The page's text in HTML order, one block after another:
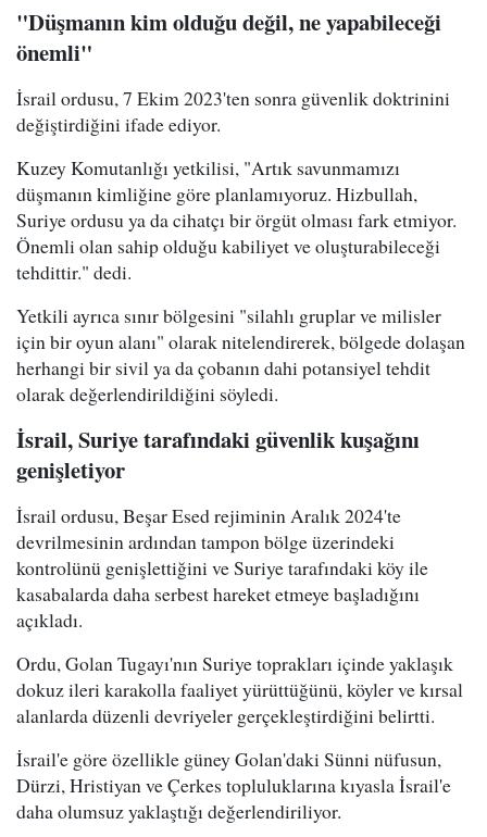
"Düşmanın kim olduğu değil, ne yapabileceği
önemli"
İsrail ordusu, 7 Ekim 2023'ten sonra güvenlik doktrinini
değiştirdiğini ifade ediyor.
Kuzey Komutanlığı yetkilisi, "Artık savunmamızı
düşmanın kimliğine göre planlamıyoruz. Hizbullah,
Suriye ordusu ya da cihatçı bir örgüt olması fark etmiyor.
Önemli olan sahip olduğu kabiliyet ve oluşturabileceği
tehdittir." dedi.
Yetkili ayrıca sınır bölgesini "silahlı gruplar ve milisler
için bir oyun alanı" olarak nitelendirerek, bölgede dolaşan
herhangi bir sivil ya da çobanın dahi potansiyel tehdit
olarak değerlendirildiğini söyledi.
İsrail, Suriye tarafındaki güvenlik kuşağını
genişletiyor
İsrail ordusu, Beşar Esed rejiminin Aralık 2024'te
devrilmesinin ardından tampon bölge üzerindeki
kontrolünü genişlettiğini ve Suriye tarafındaki köy ile
kasabalarda daha serbest hareket etmeye başladığını
açıkladı.
Ordu, Golan Tugayı'nın Suriye toprakları içinde yaklaşık
dokuz ileri karakolla faaliyet yürüttüğünü, köyler ve kırsal
alanlarda düzenli devriyeler gerçekleştirdiğini belirtti.
İsrail'e göre özellikle güney Golan'daki Sünni nüfusun,
Dürzi, Hristiyan ve Çerkes topluluklarına kıyasla İsrail'e
daha olumsuz yaklaştığı değerlendiriliyor.